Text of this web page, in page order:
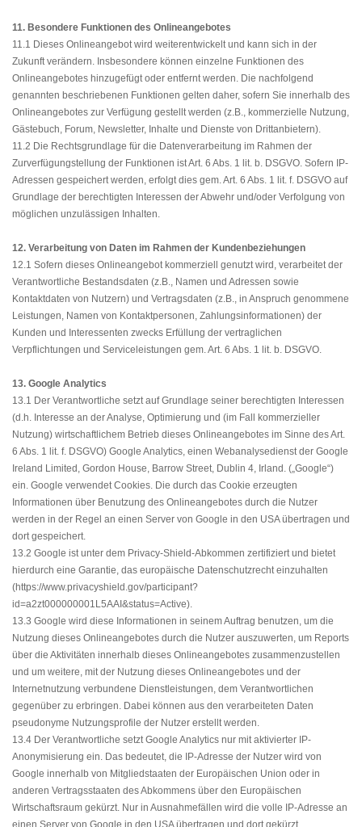
11. Besondere Funktionen des Onlineangebotes
11.1 Dieses Onlineangebot wird weiterentwickelt und kann sich in der
Zukunft verändern. Insbesondere können einzelne Funktionen des
Onlineangebotes hinzugefügt oder entfernt werden. Die nachfolgend
genannten beschriebenen Funktionen gelten daher, sofern Sie innerhalb des
Onlineangebotes zur Verfügung gestellt werden (z.B., kommerzielle Nutzung,
Gästebuch, Forum, Newsletter, Inhalte und Dienste von Drittanbietern).
11.2 Die Rechtsgrundlage für die Datenverarbeitung im Rahmen der
Zurverfügungstellung der Funktionen ist Art. 6 Abs. 1 lit. b. DSGVO. Sofern IP-
Adressen gespeichert werden, erfolgt dies gem. Art. 6 Abs. 1 lit. f. DSGVO auf
Grundlage der berechtigten Interessen der Abwehr und/oder Verfolgung von
möglichen unzulässigen Inhalten.
12. Verarbeitung von Daten im Rahmen der Kundenbeziehungen
12.1 Sofern dieses Onlineangebot kommerziell genutzt wird, verarbeitet der
Verantwortliche Bestandsdaten (z.B., Namen und Adressen sowie
Kontaktdaten von Nutzern) und Vertragsdaten (z.B., in Anspruch genommene
Leistungen, Namen von Kontaktpersonen, Zahlungsinformationen) der
Kunden und Interessenten zwecks Erfüllung der vertraglichen
Verpflichtungen und Serviceleistungen gem. Art. 6 Abs. 1 lit. b. DSGVO.
13. Google Analytics
13.1 Der Verantwortliche setzt auf Grundlage seiner berechtigten Interessen
(d.h. Interesse an der Analyse, Optimierung und (im Fall kommerzieller
Nutzung) wirtschaftlichem Betrieb dieses Onlineangebotes im Sinne des Art.
6 Abs. 1 lit. f. DSGVO) Google Analytics, einen Webanalysedienst der Google
Ireland Limited, Gordon House, Barrow Street, Dublin 4, Irland. („Google“)
ein. Google verwendet Cookies. Die durch das Cookie erzeugten
Informationen über Benutzung des Onlineangebotes durch die Nutzer
werden in der Regel an einen Server von Google in den USA übertragen und
dort gespeichert.
13.2 Google ist unter dem Privacy-Shield-Abkommen zertifiziert und bietet
hierdurch eine Garantie, das europäische Datenschutzrecht einzuhalten
(https://www.privacyshield.gov/participant?
id=a2zt000000001L5AAI&status=Active).
13.3 Google wird diese Informationen in seinem Auftrag benutzen, um die
Nutzung dieses Onlineangebotes durch die Nutzer auszuwerten, um Reports
über die Aktivitäten innerhalb dieses Onlineangebotes zusammenzustellen
und um weitere, mit der Nutzung dieses Onlineangebotes und der
Internetnutzung verbundene Dienstleistungen, dem Verantwortlichen
gegenüber zu erbringen. Dabei können aus den verarbeiteten Daten
pseudonyme Nutzungsprofile der Nutzer erstellt werden.
13.4 Der Verantwortliche setzt Google Analytics nur mit aktivierter IP-
Anonymisierung ein. Das bedeutet, die IP-Adresse der Nutzer wird von
Google innerhalb von Mitgliedstaaten der Europäischen Union oder in
anderen Vertragsstaaten des Abkommens über den Europäischen
Wirtschaftsraum gekürzt. Nur in Ausnahmefällen wird die volle IP-Adresse an
einen Server von Google in den USA übertragen und dort gekürzt.